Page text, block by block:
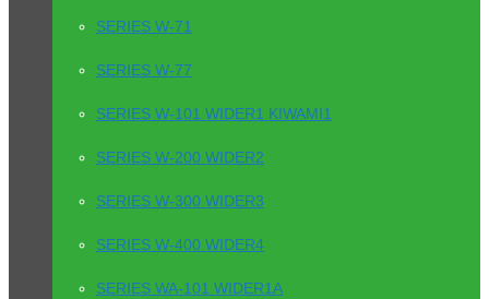
SERIES W-71
SERIES W-77
SERIES W-101 WIDER1 KIWAMI1
SERIES W-200 WIDER2
SERIES W-300 WIDER3
SERIES W-400 WIDER4
SERIES WA-101 WIDER1A